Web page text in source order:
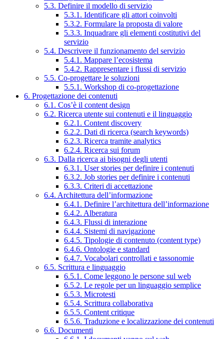
5.3. Definire il modello di servizio
5.3.1. Identificare gli attori coinvolti
5.3.2. Formulare la proposta di valore
5.3.3. Inquadrare gli elementi costitutivi del
servizio
5.4. Descrivere il funzionamento del servizio
5.4.1. Mappare l’ecosistema
5.4.2. Rappresentare i flussi di servizio
5.5. Co-progettare le soluzioni
5.5.1. Workshop di co-progettazione
6. Progettazione dei contenuti
6.1. Cos’è il content design
6.2. Ricerca utente sui contenuti e il linguaggio
6.2.1. Content discovery
6.2.2. Dati di ricerca (search keywords)
6.2.3. Ricerca tramite analytics
6.2.4. Ricerca sui forum
6.3. Dalla ricerca ai bisogni degli utenti
6.3.1. User stories per definire i contenuti
6.3.2. Job stories per definire i contenuti
6.3.3. Criteri di accettazione
6.4. Architettura dell’informazione
6.4.1. Definire l’architettura dell’informazione
6.4.2. Alberatura
6.4.3. Flussi di interazione
6.4.4. Sistemi di navigazione
6.4.5. Tipologie di contenuto (content type)
6.4.6. Ontologie e standard
6.4.7. Vocabolari controllati e tassonomie
6.5. Scrittura e linguaggio
6.5.1. Come leggono le persone sul web
6.5.2. Le regole per un linguaggio semplice
6.5.3. Microtesti
6.5.4. Scrittura collaborativa
6.5.5. Content critique
6.5.6. Traduzione e localizzazione dei contenuti
6.6. Documenti